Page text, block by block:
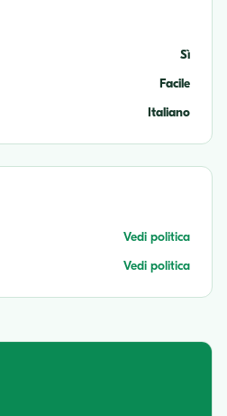
Sì
Facile
Italiano
Vedi politica
Vedi politica